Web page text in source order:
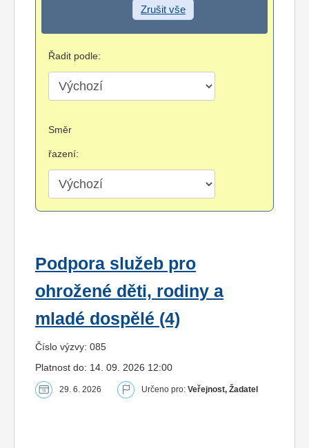
Zrušit vše
Řadit podle:
Směr
řazení:
Podpora služeb pro
ohrožené děti, rodiny a
mladé dospělé (4)
Číslo výzvy: 085
Platnost do: 14. 09. 2026 12:00
29. 6. 2026 Určeno pro: Veřejnost, Žadatel